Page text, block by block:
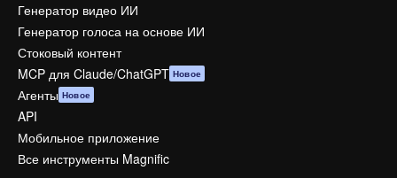
Генератор видео ИИ
Генератор голоса на основе ИИ
Стоковый контент
MCP для Claude/ChatGPT Новое
Агенты Новое
API
Мобильное приложение
Все инструменты Magnific